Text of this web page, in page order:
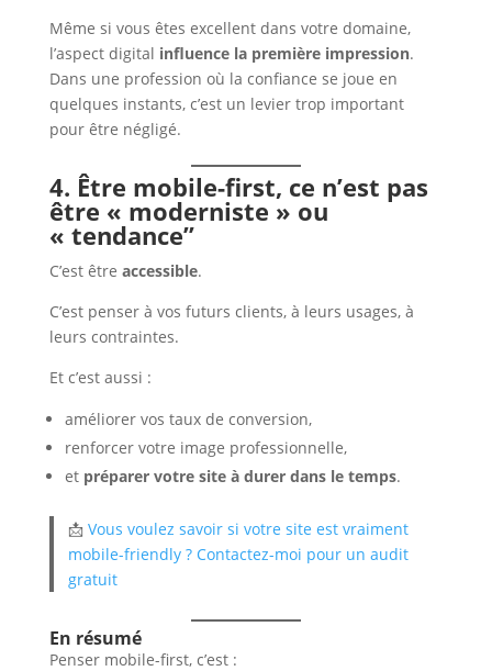
Même si vous êtes excellent dans votre domaine,
l’aspect digital influence la première impression.
Dans une profession où la confiance se joue en
quelques instants, c’est un levier trop important
pour être négligé.
4. Être mobile-first, ce n’est pas
être « moderniste » ou
« tendance”
C’est être accessible.
C’est penser à vos futurs clients, à leurs usages, à
leurs contraintes.
Et c’est aussi :
améliorer vos taux de conversion,
renforcer votre image professionnelle,
et préparer votre site à durer dans le temps.
📩Vous voulez savoir si votre site est vraiment
mobile-friendly ? Contactez-moi pour un audit
gratuit
En résumé
Penser mobile-first, c’est :